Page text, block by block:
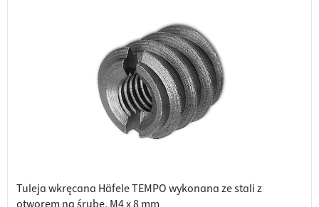
Tuleja wkręcana Häfele TEMPO wykonana ze stali z